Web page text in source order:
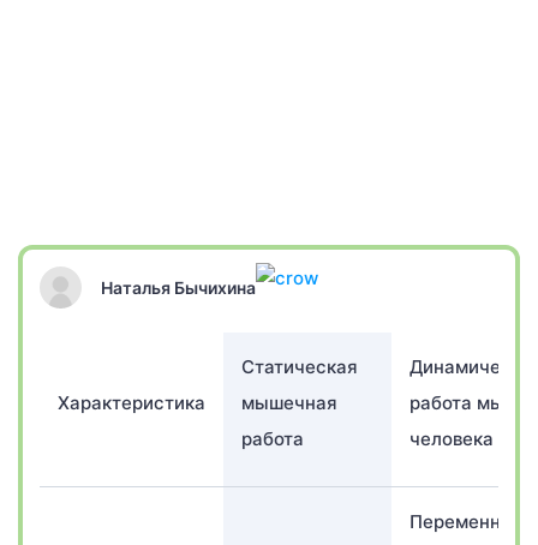
Наталья Бычихина
Характеристика
Статическая
мышечная
работа
работа мышц
человека
Переменная.